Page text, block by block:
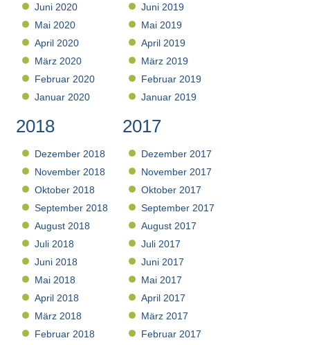
Juni 2020
Mai 2020
April 2020
März 2020
Februar 2020
Januar 2020
Juni 2019
Mai 2019
April 2019
März 2019
Februar 2019
Januar 2019
2018
Dezember 2018
November 2018
Oktober 2018
September 2018
August 2018
Juli 2018
Juni 2018
Mai 2018
April 2018
März 2018
Februar 2018
2017
Dezember 2017
November 2017
Oktober 2017
September 2017
August 2017
Juli 2017
Juni 2017
Mai 2017
April 2017
März 2017
Februar 2017